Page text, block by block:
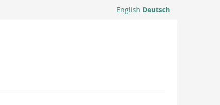
English Deutsch